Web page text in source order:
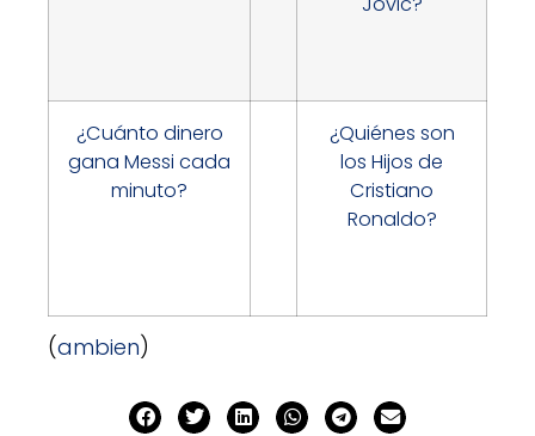
¿Cuánto dinero
gana Messi cada
minuto?
¿Quiénes son
los Hijos de
Cristiano
Ronaldo?
(ambien)